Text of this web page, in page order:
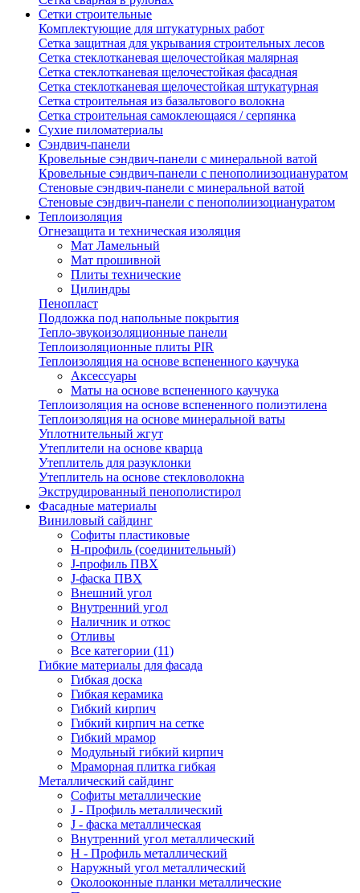
Сетки строительные
Комплектующие для штукатурных работ
Сетка защитная для укрывания строительных лесов
Сетка стеклотканевая щелочестойкая малярная
Сетка стеклотканевая щелочестойкая фасадная
Сетка стеклотканевая щелочестойкая штукатурная
Сетка строительная из базальтового волокна
Сетка строительная самоклеющаяся / серпянка
Сухие пиломатериалы
Сэндвич-панели
Кровельные сэндвич-панели с минеральной ватой
Кровельные сэндвич-панели с пенополиизоциануратом
Стеновые сэндвич-панели с минеральной ватой
Стеновые сэндвич-панели с пенополиизоциануратом
Теплоизоляция
Огнезащита и техническая изоляция
Мат Ламельный
Мат прошивной
Плиты технические
Цилиндры
Пенопласт
Подложка под напольные покрытия
Тепло-звукоизоляционные панели
Теплоизоляционные плиты PIR
Теплоизоляция на основе вспененного каучука
Аксессуары
Маты на основе вспененного каучука
Теплоизоляция на основе вспененного полиэтилена
Теплоизоляция на основе минеральной ваты
Уплотнительный жгут
Утеплители на основе кварца
Утеплитель для разуклонки
Утеплитель на основе стекловолокна
Экструдированный пенополистирол
Фасадные материалы
Виниловый сайдинг
Cофиты пластиковые
H-профиль (соединительный)
J-профиль ПВХ
J-фаска ПВХ
Внешний угол
Внутренний угол
Наличник и откос
Отливы
Все категории (11)
Гибкие материалы для фасада
Гибкая доска
Гибкая керамика
Гибкий кирпич
Гибкий кирпич на сетке
Гибкий мрамор
Модульный гибкий кирпич
Мраморная плитка гибкая
Металлический сайдинг
Cофиты металлические
J - Профиль металлический
J - фаска металлическая
Внутренний угол металлический
Н - Профиль металлический
Наружный угол металлический
Околооконные планки металлические